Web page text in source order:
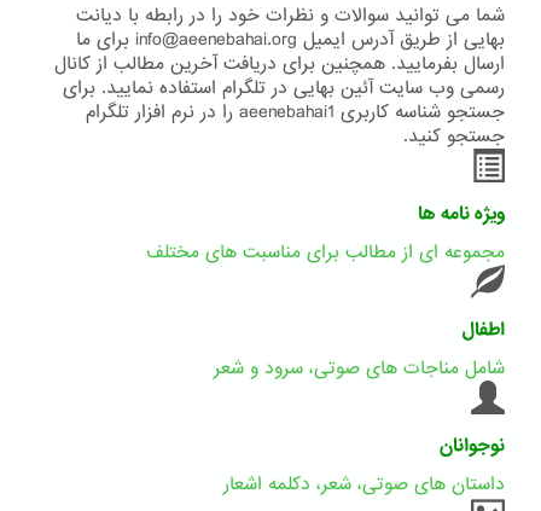
شما می توانید سوالات و نظرات خود را در رابطه با دیانت
بهایی از طریق آدرس ایمیل info@aeenebahai.org برای ما
ارسال بفرمایید. همچنین برای دریافت آخرین مطالب از کانال
رسمی وب سایت آئین بهایی در تلگرام استفاده نمایید. برای
جستجو شناسه کاربری aeenebahai1 را در نرم افزار تلگرام
جستجو کنید.
ویژه نامه ها
مجموعه ای از مطالب برای مناسبت های مختلف
اطفال
شامل مناجات های صوتی، سرود و شعر
نوجوانان
داستان های صوتی، شعر، دکلمه اشعار